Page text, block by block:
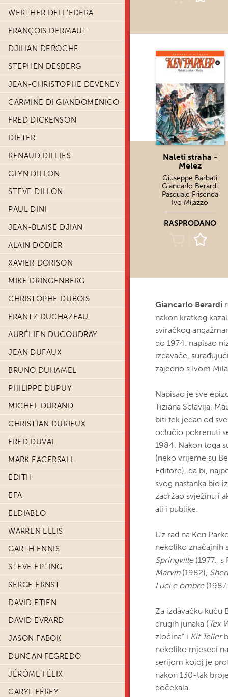
WERTHER DELL'EDERA
FRANÇOIS DERMAUT
DJILIAN DEROCHE
STEPHEN DESBERG
JEAN-CHRISTOPHE DEVENEY
CARMINE DI GIANDOMENICO
FRED DICKENSON
DIETER
RENAUD DILLIES
GLYN DILLON
STEVE DILLON
PAUL DINI
JEAN-BLAISE DJIAN
ALAIN DODIER
XAVIER DORISON
MIKE DRINGENBERG
CHRISTOPHE DUBOIS
FRANTZ DUCHAZEAU
AURÉLIEN DUCOUDRAY
JEAN DUFAUX
BRUNO DUHAMEL
PHILIPPE DUPUY
MICHEL DURAND
CHRISTIAN DURIEUX
FRED DUVAL
MARK EACERSALL
EDITH
EFA
ELDIABLO
WARREN ELLIS
GARTH ENNIS
STEVE EPTING
SERGE ERNST
DAVID ETIEN
DAVID EVRARD
JASON FABOK
DUNCAN FEGREDO
JÉRÔME FÉLIX
CARYL FÉREY
Naleti straha -
Melez
Giuseppe Barbati
Giancarlo Berardi
Pasquale Frisenda
Ivo Milazzo
RASPRODANO
Giancarlo Berardi
nakon kratkog
sviračkog
do 1974. napisao
izdavače,
zajedno s Ivom
Napisao je sve
Tiziana Sclavija,
biti tek jedan od
odlučio pokrenuti
1984. Nakon toga
(neko vrijeme su
Editore), da bi,
svog nastanka bio
zadržao svježinu i
ali i publike.
Uz rad na Ken
nekoliko značajnih
Springville(1977., s
Marvin(1982),
Luci e ombre
Za izdavačku kuću
drugih junaka (Tex
zločina" i Kit Teller
nekoliko mjeseci
serijom kojoj je
nakon 130-tak
dočekala.